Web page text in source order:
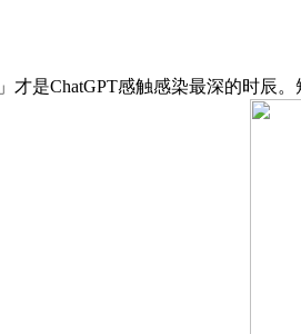
是ChatGPT感触感染最深的时辰。